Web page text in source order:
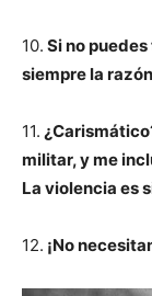
10. Si no
siempre la
11.
militar, y me
La violencia es
12. ¡No